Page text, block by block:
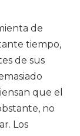
de
tiempo,
de sus
que el
no
Los